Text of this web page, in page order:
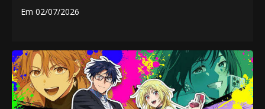
Em 02/07/2026